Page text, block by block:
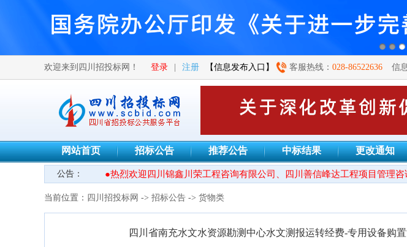
欢迎来到四川招投标网！ 登录 注册 【信息发布入口】 客服热线： 028-86522636 信
网站首页 招标公告 推荐公告 中标结果 更改通知
公告： ●热烈欢迎四川锦鑫川荣工程咨询有限公司、四川善信峰达工程项目管理咨
当前位置： 四川招投标网 -> 招标公告 -> 货物类
四川省南充水文水资源勘测中心水文测报运转经费-专用设备购